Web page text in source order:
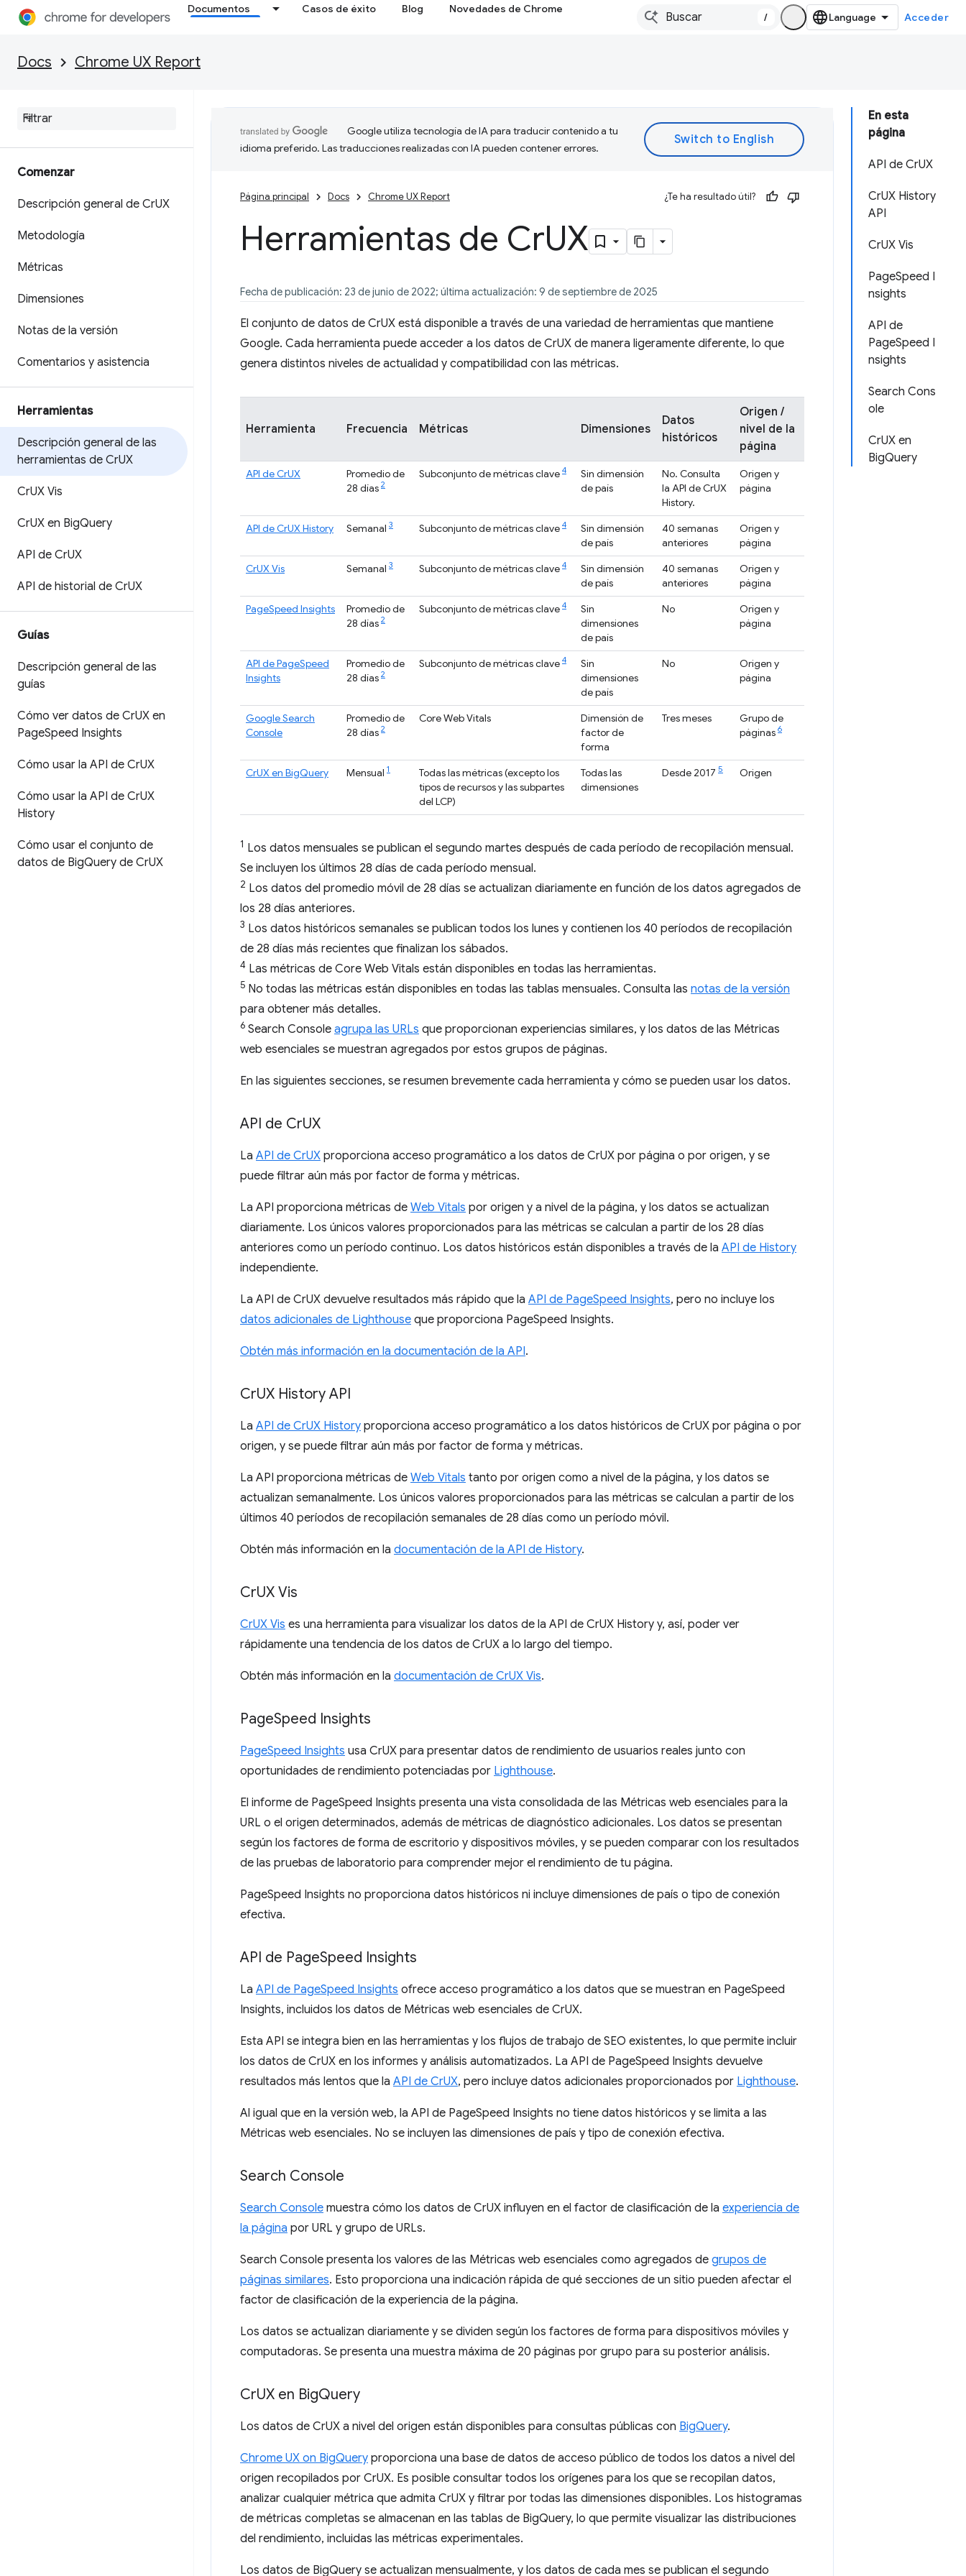
Documentos Casos de éxito Blog Novedades de Chrome
/ Acceder
Docs Chrome UX Report
Comenzar
Descripción general de CrUX
Metodología
Métricas
Dimensiones
Notas de la versión
Comentarios y asistencia
Herramientas
Descripción general de las
herramientas de CrUX
CrUX Vis
CrUX en BigQuery
API de CrUX
API de historial de CrUX
Guías
Descripción general de las
guías
Cómo ver datos de CrUX en
PageSpeed Insights
Cómo usar la API de CrUX
Cómo usar la API de CrUX
History
Cómo usar el conjunto de
datos de BigQuery de CrUX
En esta
página
API de CrUX
CrUX History
API
CrUX Vis
PageSpeed I
nsights
API de
PageSpeed I
nsights
Search Cons
ole
CrUX en
BigQuery
Google utiliza tecnología de IA para traducir contenido a tu
idioma preferido. Las traducciones realizadas con IA pueden contener errores.
Página principal Docs Chrome UX Report ¿Te ha resultado útil?
Herramientas de CrUX
Fecha de publicación: 23 de junio de 2022; última actualización: 9 de septiembre de 2025
El conjunto de datos de CrUX está disponible a través de una variedad de herramientas que mantiene
Google. Cada herramienta puede acceder a los datos de CrUX de manera ligeramente diferente, lo que
genera distintos niveles de actualidad y compatibilidad con las métricas.
Herramienta Frecuencia Métricas Dimensiones
Datos
históricos
Origen /
nivel de la
página
API de CrUX
Promedio de
28 días 2
Subconjunto de métricas clave 4
Sin dimensión
de país
No. Consulta
la API de CrUX
History.
Origen y
página
API de CrUX History Semanal 3 Subconjunto de métricas clave 4
Sin dimensión
de país
40 semanas
anteriores
Origen y
página
CrUX Vis
Semanal 3 Subconjunto de métricas clave 4
Sin dimensión
de país
40 semanas
anteriores
Origen y
página
PageSpeed Insights
Promedio de
28 días 2
Subconjunto de métricas clave 4
Sin
dimensiones
de país
No
Origen y
página
API de PageSpeed
Insights
Promedio de
28 días 2
Subconjunto de métricas clave 4
Sin
dimensiones
de país
No
Origen y
página
Google Search
Console
Promedio de
28 días 2
Core Web Vitals
Dimensión de
factor de
forma
Tres meses
Grupo de
páginas 6
CrUX en BigQuery Mensual 1
Todas las métricas (excepto los
tipos de recursos y las subpartes
del LCP)
Todas las
dimensiones
Desde 2017 5 Origen
1 Los datos mensuales se publican el segundo martes después de cada período de recopilación mensual.
Se incluyen los últimos 28 días de cada período mensual.
2 Los datos del promedio móvil de 28 días se actualizan diariamente en función de los datos agregados de
los 28 días anteriores.
3 Los datos históricos semanales se publican todos los lunes y contienen los 40 períodos de recopilación
de 28 días más recientes que finalizan los sábados.
4 Las métricas de Core Web Vitals están disponibles en todas las herramientas.
5 No todas las métricas están disponibles en todas las tablas mensuales. Consulta las notas de la versión
para obtener más detalles.
6 Search Console agrupa las URLs que proporcionan experiencias similares, y los datos de las Métricas
web esenciales se muestran agregados por estos grupos de páginas.
En las siguientes secciones, se resumen brevemente cada herramienta y cómo se pueden usar los datos.
API de CrUX
La API de CrUX proporciona acceso programático a los datos de CrUX por página o por origen, y se
puede filtrar aún más por factor de forma y métricas.
La API proporciona métricas de Web Vitals por origen y a nivel de la página, y los datos se actualizan
diariamente. Los únicos valores proporcionados para las métricas se calculan a partir de los 28 días
anteriores como un período continuo. Los datos históricos están disponibles a través de la API de History
independiente.
La API de CrUX devuelve resultados más rápido que la API de PageSpeed Insights, pero no incluye los
datos adicionales de Lighthouse que proporciona PageSpeed Insights.
Obtén más información en la documentación de la API.
CrUX History API
La API de CrUX History proporciona acceso programático a los datos históricos de CrUX por página o por
origen, y se puede filtrar aún más por factor de forma y métricas.
La API proporciona métricas de Web Vitals tanto por origen como a nivel de la página, y los datos se
actualizan semanalmente. Los únicos valores proporcionados para las métricas se calculan a partir de los
últimos 40 períodos de recopilación semanales de 28 días como un período móvil.
Obtén más información en la documentación de la API de History.
CrUX Vis
CrUX Vis es una herramienta para visualizar los datos de la API de CrUX History y, así, poder ver
rápidamente una tendencia de los datos de CrUX a lo largo del tiempo.
Obtén más información en la documentación de CrUX Vis.
PageSpeed Insights
PageSpeed Insights usa CrUX para presentar datos de rendimiento de usuarios reales junto con
oportunidades de rendimiento potenciadas por Lighthouse.
El informe de PageSpeed Insights presenta una vista consolidada de las Métricas web esenciales para la
URL o el origen determinados, además de métricas de diagnóstico adicionales. Los datos se presentan
según los factores de forma de escritorio y dispositivos móviles, y se pueden comparar con los resultados
de las pruebas de laboratorio para comprender mejor el rendimiento de tu página.
PageSpeed Insights no proporciona datos históricos ni incluye dimensiones de país o tipo de conexión
efectiva.
API de PageSpeed Insights
La API de PageSpeed Insights ofrece acceso programático a los datos que se muestran en PageSpeed
Insights, incluidos los datos de Métricas web esenciales de CrUX.
Esta API se integra bien en las herramientas y los flujos de trabajo de SEO existentes, lo que permite incluir
los datos de CrUX en los informes y análisis automatizados. La API de PageSpeed Insights devuelve
resultados más lentos que la API de CrUX, pero incluye datos adicionales proporcionados por Lighthouse.
Al igual que en la versión web, la API de PageSpeed Insights no tiene datos históricos y se limita a las
Métricas web esenciales. No se incluyen las dimensiones de país y tipo de conexión efectiva.
Search Console
Search Console muestra cómo los datos de CrUX influyen en el factor de clasificación de la experiencia de
la página por URL y grupo de URLs.
Search Console presenta los valores de las Métricas web esenciales como agregados de grupos de
páginas similares. Esto proporciona una indicación rápida de qué secciones de un sitio pueden afectar el
factor de clasificación de la experiencia de la página.
Los datos se actualizan diariamente y se dividen según los factores de forma para dispositivos móviles y
computadoras. Se presenta una muestra máxima de 20 páginas por grupo para su posterior análisis.
CrUX en BigQuery
Los datos de CrUX a nivel del origen están disponibles para consultas públicas con BigQuery.
Chrome UX on BigQuery proporciona una base de datos de acceso público de todos los datos a nivel del
origen recopilados por CrUX. Es posible consultar todos los orígenes para los que se recopilan datos,
analizar cualquier métrica que admita CrUX y filtrar por todas las dimensiones disponibles. Los histogramas
de métricas completas se almacenan en las tablas de BigQuery, lo que permite visualizar las distribuciones
del rendimiento, incluidas las métricas experimentales.
Los datos de BigQuery se actualizan mensualmente, y los datos de cada mes se publican el segundo